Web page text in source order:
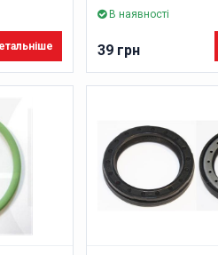
В наявності
39 грн